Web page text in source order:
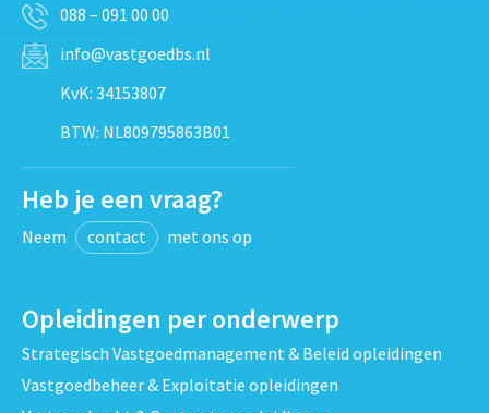
088 – 091 00 00
info@vastgoedbs.nl
KvK: 34153807
BTW: NL809795863B01
Heb je een vraag?
Neem contact met ons op
Opleidingen per onderwerp
Strategisch Vastgoedmanagement & Beleid opleidingen
Vastgoedbeheer & Exploitatie opleidingen